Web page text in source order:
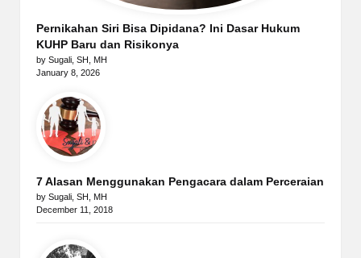
Pernikahan Siri Bisa Dipidana? Ini Dasar Hukum
KUHP Baru dan Risikonya
by Sugali, SH, MH
January 8, 2026
7 Alasan Menggunakan Pengacara dalam Perceraian
by Sugali, SH, MH
December 11, 2018